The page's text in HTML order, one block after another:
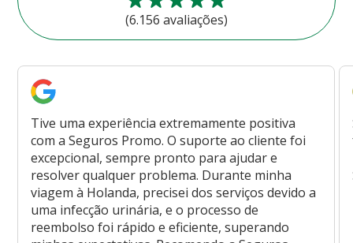
(6.156 avaliações)
Tive uma experiência extremamente positiva
com a Seguros Promo. O suporte ao cliente foi
excepcional, sempre pronto para ajudar e
resolver qualquer problema. Durante minha
viagem à Holanda, precisei dos serviços devido a
uma infecção urinária, e o processo de
reembolso foi rápido e eficiente, superando